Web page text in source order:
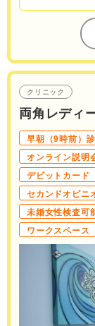
クリニック
両角レディ
早朝（9時前）
オンライン説明
デビットカード
セカンドオピニ
未婚女性検査可
ワークスペース